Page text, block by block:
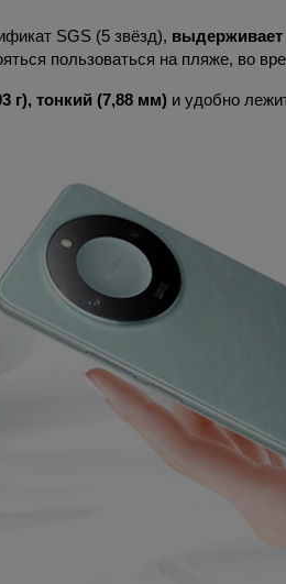
SGS (5 звёзд), выдерживает
пользоваться на пляже, во
г), тонкий (7,88 мм) и удобно